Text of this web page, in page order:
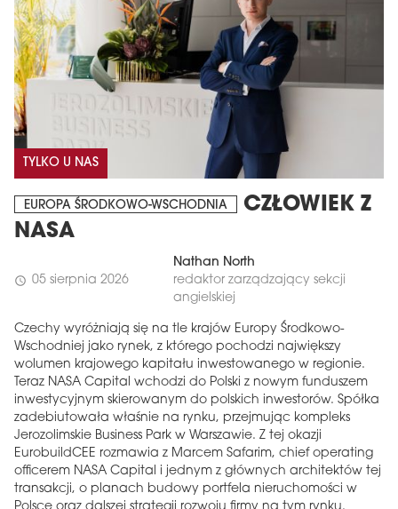
TYLKO U NAS
EUROPA ŚRODKOWO-WSCHODNIA
CZŁOWIEK Z
NASA
schedule 05 sierpnia 2026
Nathan North
redaktor zarządzający sekcji
angielskiej
Czechy wyróżniają się na tle krajów Europy Środkowo-
Wschodniej jako rynek, z którego pochodzi największy
wolumen krajowego kapitału inwestowanego w regionie.
Teraz NASA Capital wchodzi do Polski z nowym funduszem
inwestycyjnym skierowanym do polskich inwestorów. Spółka
zadebiutowała właśnie na rynku, przejmując kompleks
Jerozolimskie Business Park w Warszawie. Z tej okazji
EurobuildCEE rozmawia z Marcem Safarim, chief operating
officerem NASA Capital i jednym z głównych architektów tej
transakcji, o planach budowy portfela nieruchomości w